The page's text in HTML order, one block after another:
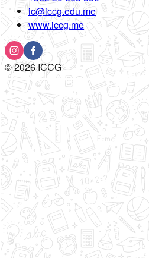
ic@iccg.edu.me
www.iccg.me
©2026ICCG